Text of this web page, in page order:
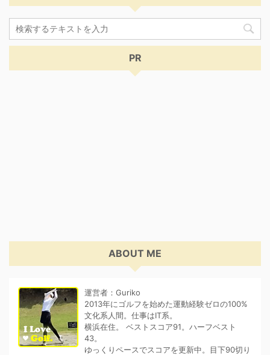
PR
ABOUT ME
運営者：Guriko
2013年にゴルフを始めた運動経験ゼロの100%
文化系人間。仕事はIT系。
横浜在住。 ベストスコア91。ハーフベスト
43。
ゆっくりペースでスコアを更新中。目下90切り